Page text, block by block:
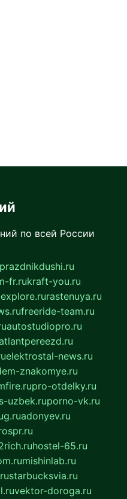
по всей России
prazdnikdushi.ru
fr.rukraft-you.ru
rastenuya.ru
freeride-team.ru
autostudiopro.ru
elektrostal-news.ru
znakomye.ru
pro-otdelky.ru
uzbek.ruporno-vk.ru
adonyev.ru
hostel-65.ru
mishinlab.ru
starbucksvia.ru
vektor-doroga.ru